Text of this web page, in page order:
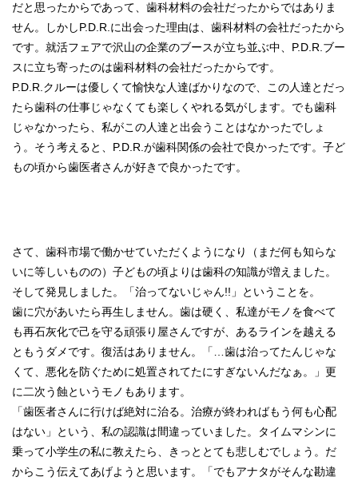
だと思ったからであって、歯科材料の会社だったからではありま
せん。しかしP.D.R.に出会った理由は、歯科材料の会社だったから
です。就活フェアで沢山の企業のブースが立ち並ぶ中、P.D.R.ブー
スに立ち寄ったのは歯科材料の会社だったからです。
P.D.R.クルーは優しくて愉快な人達ばかりなので、この人達とだっ
たら歯科の仕事じゃなくても楽しくやれる気がします。でも歯科
じゃなかったら、私がこの人達と出会うことはなかったでしょ
う。そう考えると、P.D.R.が歯科関係の会社で良かったです。子ど
もの頃から歯医者さんが好きで良かったです。
さて、歯科市場で働かせていただくようになり（まだ何も知らな
いに等しいものの）子どもの頃よりは歯科の知識が増えました。
そして発見しました。「治ってないじゃん!!」ということを。
歯に穴があいたら再生しません。歯は硬く、私達がモノを食べて
も再石灰化で己を守る頑張り屋さんですが、あるラインを越える
ともうダメです。復活はありません。「…歯は治ってたんじゃな
くて、悪化を防ぐために処置されてたにすぎないんだなぁ。」更
に二次う蝕というモノもあります。
「歯医者さんに行けば絶対に治る。治療が終わればもう何も心配
はない」という、私の認識は間違っていました。タイムマシンに
乗って小学生の私に教えたら、きっととても悲しむでしょう。だ
からこう伝えてあげようと思います。「でもアナタがそんな勘違